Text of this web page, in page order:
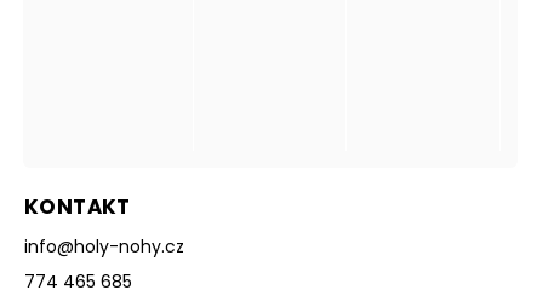
KONTAKT
info@holy-nohy.cz
774 465 685